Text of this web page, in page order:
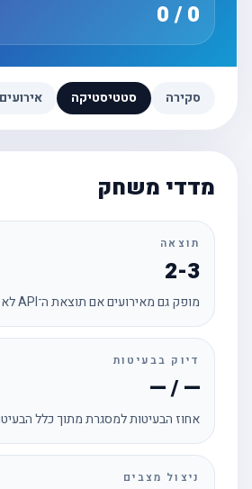
סקירה סטטיסטיקה אירועים
מדדי משחק
תוצאה
2-3
מופק גם מאירועים אם תוצאת ה־API לא זמינה
דיוק בבעיטות
— / —
אחוז הבעיטות למסגרת מתוך כלל הבעיטות
ניצול מצבים